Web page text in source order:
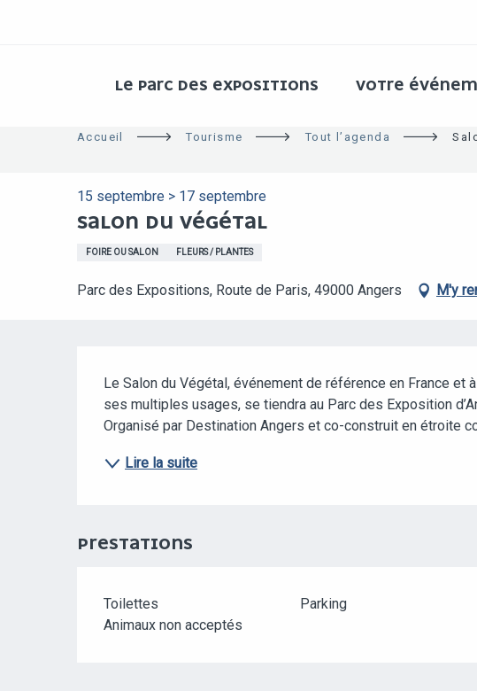
LE PARC DES EXPOSITIONS VOTRE
Accueil Tourisme Tout l’agenda
15 septembre > 17 septembre
SALON DU VÉGÉTAL
FOIRE OU SALON FLEURS / PLANTES
Parc des Expositions, Route de Paris, 49000 Angers M'y
Le Salon du Végétal, événement de référence en France et
ses multiples usages, se tiendra au Parc des Exposition
Organisé par Destination Angers et co-construit en étroite
Lire la suite
PRESTATIONS
Toilettes Parking
Animaux non acceptés